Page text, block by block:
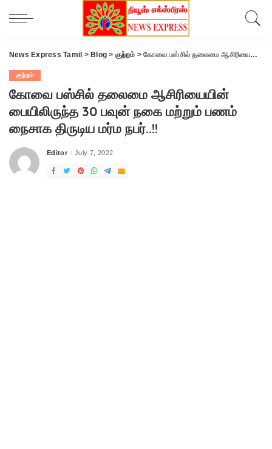
News Express Tamil > Blog > குற்றம் >கோவை பஸ்சில் தலைமை ஆசிரியையின் பையிலிருந்த 30 பவுன் நகை மற்றும் பணம் நைசாக திருடிய மர்ம நபர்..!!
குற்றம்
கோவை பஸ்சில் தலைமை ஆசிரியையின்
பையிலிருந்த 30 பவுன் நகை மற்றும் பணம்
நைசாக திருடிய மர்ம நபர்..!!
Posted
Editor July 7, 2022